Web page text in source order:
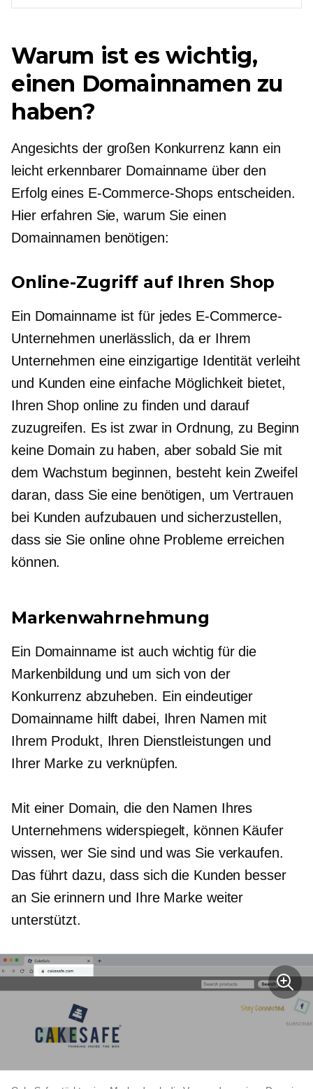
Warum ist es wichtig,
einen Domainnamen zu
haben?
Angesichts der großen Konkurrenz kann ein
leicht erkennbarer Domainname über den
Erfolg eines E-Commerce-Shops entscheiden.
Hier erfahren Sie, warum Sie einen
Domainnamen benötigen:
Online-Zugriff auf Ihren Shop
Ein Domainname ist für jedes E-Commerce-
Unternehmen unerlässlich, da er Ihrem
Unternehmen eine einzigartige Identität verleiht
und Kunden eine einfache Möglichkeit bietet,
Ihren Shop online zu finden und darauf
zuzugreifen. Es ist zwar in Ordnung, zu Beginn
keine Domain zu haben, aber sobald Sie mit
dem Wachstum beginnen, besteht kein Zweifel
daran, dass Sie eine benötigen, um Vertrauen
bei Kunden aufzubauen und sicherzustellen,
dass sie Sie online ohne Probleme erreichen
können.
Markenwahrnehmung
Ein Domainname ist auch wichtig für die
Markenbildung und um sich von der
Konkurrenz abzuheben. Ein eindeutiger
Domainname hilft dabei, Ihren Namen mit
Ihrem Produkt, Ihren Dienstleistungen und
Ihrer Marke zu verknüpfen.
Mit einer Domain, die den Namen Ihres
Unternehmens widerspiegelt, können Käufer
wissen, wer Sie sind und was Sie verkaufen.
Das führt dazu, dass sich die Kunden besser
an Sie erinnern und Ihre Marke weiter
unterstützt.